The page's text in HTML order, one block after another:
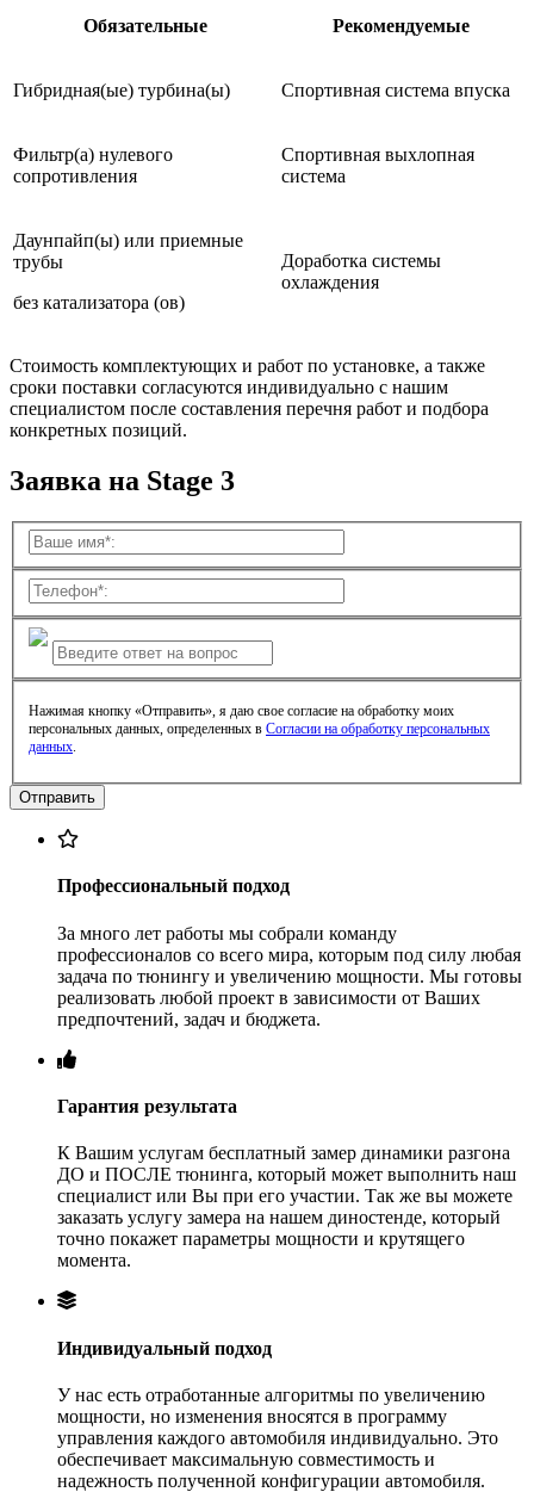
Обязательные Рекомендуемые
Гибридная(ые) турбина(ы) Спортивная система впуска
Фильтр(а) нулевого
сопротивления
Спортивная выхлопная
система
Даунпайп(ы) или приемные
трубы
без катализатора (ов)
Доработка системы
охлаждения
Стоимость комплектующих и работ по установке, а также
сроки поставки согласуются индивидуально с нашим
специалистом после составления перечня работ и подбора
конкретных позиций.
Заявка на Stage 3
Нажимая кнопку «Отправить», я даю свое согласие на обработку моих
персональных данных, определенных в Согласии на обработку персональных
данных.
Профессиональный подход
За много лет работы мы собрали команду
профессионалов со всего мира, которым под силу любая
задача по тюнингу и увеличению мощности. Мы готовы
реализовать любой проект в зависимости от Ваших
предпочтений, задач и бюджета.
Гарантия результата
К Вашим услугам бесплатный замер динамики разгона
ДО и ПОСЛЕ тюнинга, который может выполнить наш
специалист или Вы при его участии. Так же вы можете
заказать услугу замера на нашем диностенде, который
точно покажет параметры мощности и крутящего
момента.
Индивидуальный подход
У нас есть отработанные алгоритмы по увеличению
мощности, но изменения вносятся в программу
управления каждого автомобиля индивидуально. Это
обеспечивает максимальную совместимость и
надежность полученной конфигурации автомобиля.